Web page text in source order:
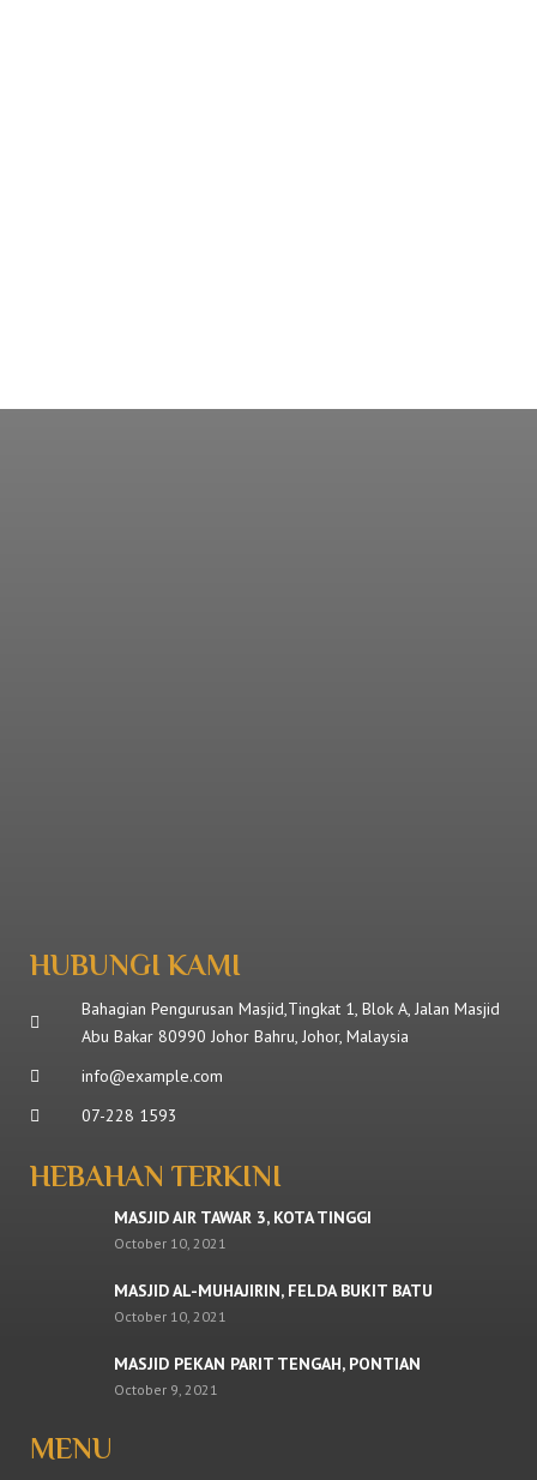
HUBUNGI KAMI
Bahagian Pengurusan Masjid,Tingkat 1, Blok A, Jalan Masjid
Abu Bakar 80990 Johor Bahru, Johor, Malaysia
info@example.com
07-228 1593
HEBAHAN TERKINI
MASJID AIR TAWAR 3, KOTA TINGGI
October 10, 2021
MASJID AL-MUHAJIRIN, FELDA BUKIT BATU
October 10, 2021
MASJID PEKAN PARIT TENGAH, PONTIAN
October 9, 2021
MENU